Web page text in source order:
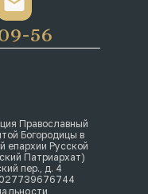
Православный
Богородицы в
епархии Русской
Патриархат)
пер., д. 4
56